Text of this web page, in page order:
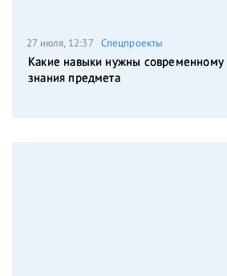
27 июля, 12:37 Спецпроекты
Какие навыки нужны современному
знания предмета